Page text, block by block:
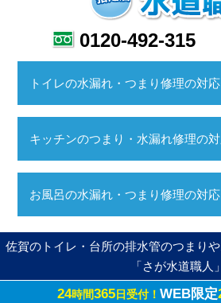
0120-492-315
トイレの水漏れ・つまり修理の対
キッチンのつまり・水漏れ修理の
お風呂の水漏れ・つまり修理の対
佐賀のトイレ・台所の排水管のつまり
「さが水道職人」
Copyright ©さが水
24時間365日受付！ WEB限定